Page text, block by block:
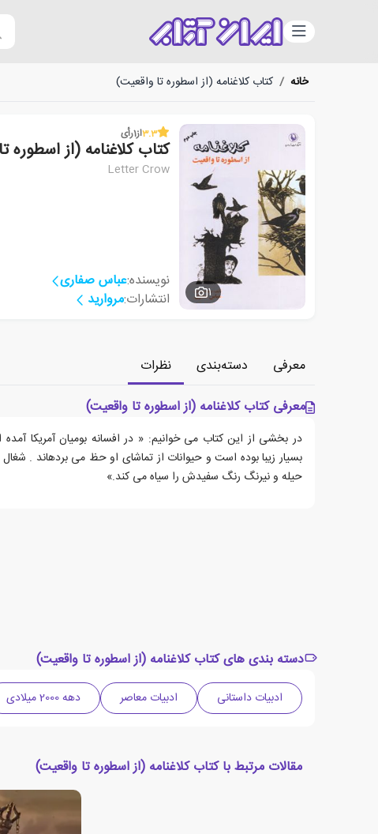
دسته‌بندی
خانه / کتاب کلاغنامه (از اسطوره تا واقعیت)
1
3.3از1رأی
کتاب کلاغنامه (از اسطوره
Letter Crow
نویسنده:عباس صفاری
انتشارات:مروارید
معرفی دسته‌بندی
نظرات
معرفی کتاب کلاغنامه (از اسطوره تا واقعیت)
در بخشی از این کتاب می خوانیم: « در افسانه بومیان آمریکا
بسیار زیبا بوده است و حیوانات از تماشای او حظ می بردهاند .
حیله و نیرنگ رنگ سفیدش را سیاه می کند.»
دسته بندی های کتاب کلاغنامه (از اسطوره تا واقعیت)
ادبیات داستانی ادبیات معاصر دهه 2000 میلادی
مقالات مرتبط با کتاب کلاغنامه (از اسطوره تا واقعیت)